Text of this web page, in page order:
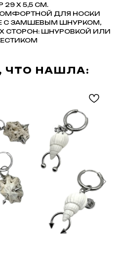
29 Х 5,5 СМ.
ДЛЯ НОСКИ
С ЗАМШЕВЫМ ШНУРКОМ,
СТОРОН: ШНУРОВКОЙ ИЛИ
ЧТО НАШЛА: